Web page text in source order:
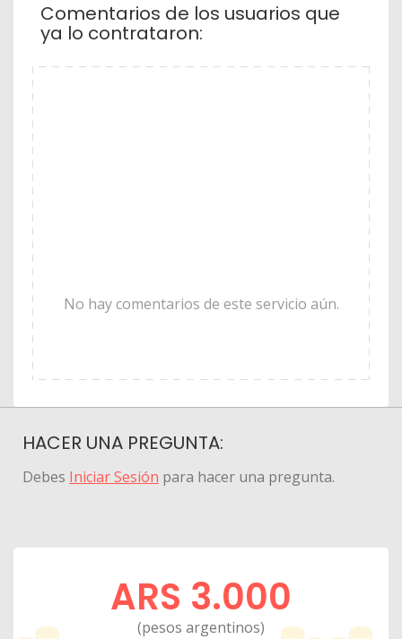
Comentarios de los usuarios que
ya lo contrataron:
No hay comentarios de este servicio aún.
HACER UNA PREGUNTA:
Debes Iniciar Sesión para hacer una pregunta.
ARS 3.000
(pesos argentinos)